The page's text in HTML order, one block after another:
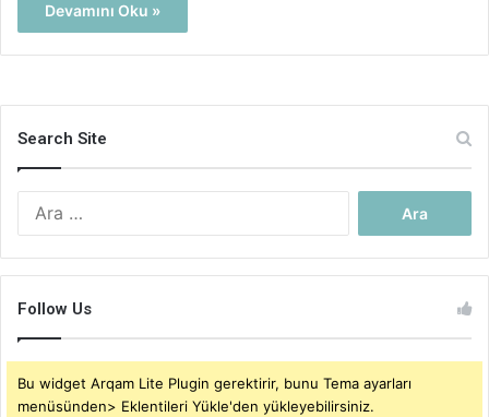
Devamını Oku »
Search Site
Follow Us
Bu widget Arqam Lite Plugin gerektirir, bunu Tema ayarları
menüsünden> Eklentileri Yükle'den yükleyebilirsiniz.